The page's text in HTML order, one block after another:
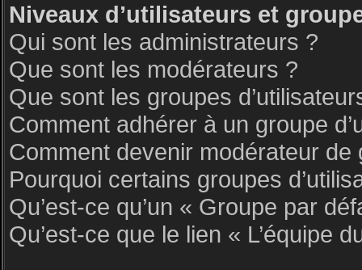
Niveaux d’utilisateurs et
Qui sont les administrateurs ?
Que sont les modérateurs ?
Que sont les groupes
Comment adhérer à un groupe
Comment devenir modérateur de
Pourquoi certains groupes
Qu’est-ce qu’un « Groupe par
Qu’est-ce que le lien « L’équipe